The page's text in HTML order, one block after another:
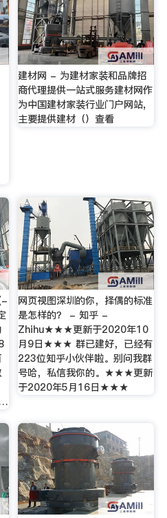
建材网 - 为建材家装和品牌招
商代理提供一站式服务建材网作
为中国建材家装行业门户网站,
主要提供建材（）查看
网页视图深圳的你，择偶的标准
是怎样的？ - 知乎 -
Zhihu★★★更新于2020年10
月9日★★★ 群已建好，已经有
223位知乎小伙伴啦。别问我群
号哈，私信我你的。★★★更新
于2020年5月16日★★★